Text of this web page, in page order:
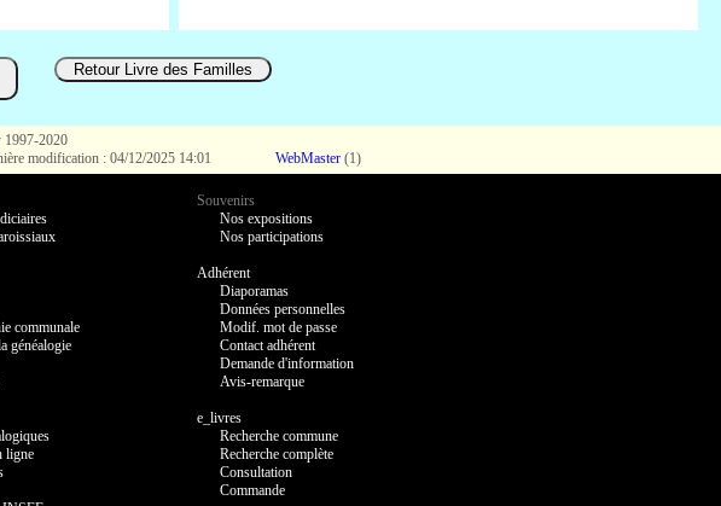
Retour Livre des Familles
2020
modification : 04/12/2025 14:01 WebMaster(1)
Souvenirs
Nos expositions
Nos participations
Adhérent
Diaporamas
Données personnelles
communale
Modif. mot de passe
généalogie
Contact adhérent
Demande d'information
Avis-remarque
e_livres
Recherche commune
ligne
Recherche complète
Consultation
Commande